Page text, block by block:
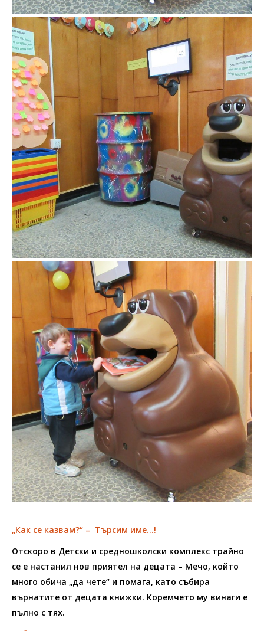
„Как се казвам?“ – Търсим име…!
Отскоро в Детски и средношколски комплекс трайно
се е настанил нов приятел на децата – Мечо, който
много обича „да чете“ и помага, като събира
върнатите от децата книжки. Коремчето му винаги е
пълно с тях.